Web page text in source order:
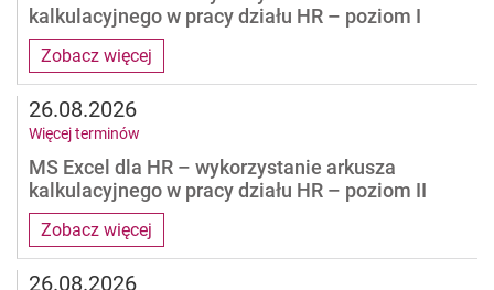
Zobacz więcej
kalkulacyjnego w pracy działu HR – poziom I
Zobacz więcej
MS Excel dla HR – wykorzystanie arkusza
kalkulacyjnego w pracy działu HR – poziom II
26.08.2026
Więcej terminów
26.08.2026